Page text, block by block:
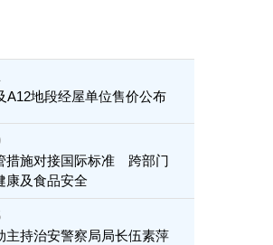
A12地段经屋单位售价公布
措施对接国际标准 跨部门
康及食品安全
主持治安警察局局长伍素萍